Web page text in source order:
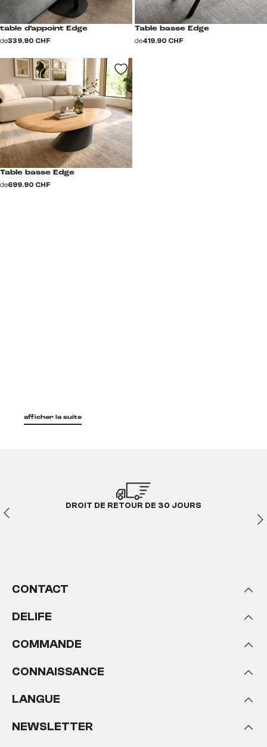
table d’appoint Edge
de339.90 CHF
Table basse Edge
de419.90 CHF
Table basse Edge
de699.90 CHF
afficher la suite
DROIT DE RETOUR DE 30 JOURS
CONTACT
DELIFE
COMMANDE
CONNAISSANCE
LANGUE
NEWSLETTER